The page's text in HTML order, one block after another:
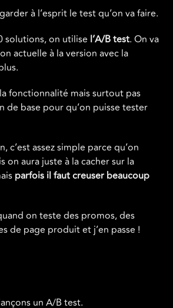
à l’esprit le test qu’on va faire.
solutions, on utilise l’A/B test. On va
actuelle à la version avec la
fonctionnalité mais surtout pas
de base pour qu’on puisse tester
c’est assez simple parce qu’on
on aura juste à la cacher sur la
parfois il faut creuser beaucoup
on teste des promos, des
de page produit et j’en passe !
un A/B test.